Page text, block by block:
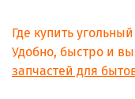
Где купить
Удобно, быстро и
запчастей для